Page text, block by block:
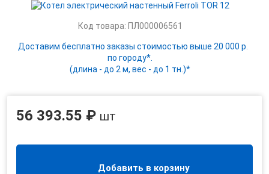
Код товара: ПЛ000006561
Доставим бесплатно заказы стоимостью выше 20 000 р.
по городу*.
(длина - до 2 м, вес - до 1 тн.)*
56 393.55 ₽ шт
Добавить в корзину